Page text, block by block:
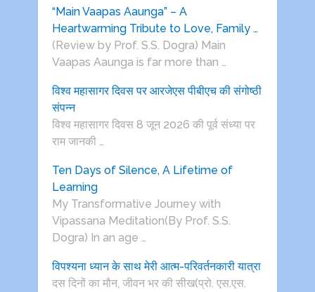
“Main Vaapas Aaunga” – A
Heartwarming Tribute to Love, Family …
(Review by Prof. S.S. Dogra) Main
Vaapas Aaunga is far more than …
विश्व महासागर दिवस पर आरजेएस पीबीएच की संगोष्ठी
संपन्न
विश्व महासागर दिवस 8 जून 2026 की पूर्व संध्या पर
राम जानकी …
Ten Days of Silence, A Lifetime of
Learning
My Transformative Journey with
Vipassana Meditation(By Prof. S.S.
Dogra) In an age …
विपश्यना ध्यान के साथ मेरी आत्म-परिवर्तनकारी यात्रा
दस दिनों का मौन, जीवन भर की सीख(प्रो. एस.एस.